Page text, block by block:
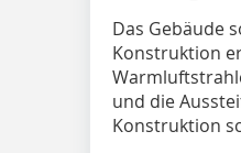
Das Gebäude
Konstruktion
und die
Konstruktion